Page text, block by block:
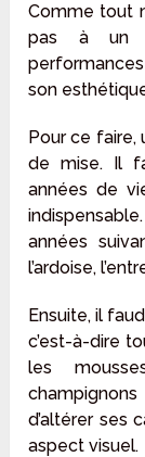
Comme tout
pas à un
son
Pour ce faire,
de mise. Il
années de
années
l’ardoise,
Ensuite, il
c’est-à-dire
les
d’altérer ses
aspect visuel.